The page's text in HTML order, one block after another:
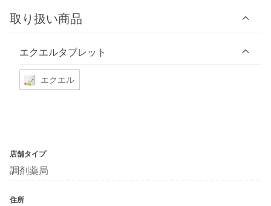
取り扱い商品
エクエルタブレット
エクエル
店舗タイプ
調剤薬局
住所